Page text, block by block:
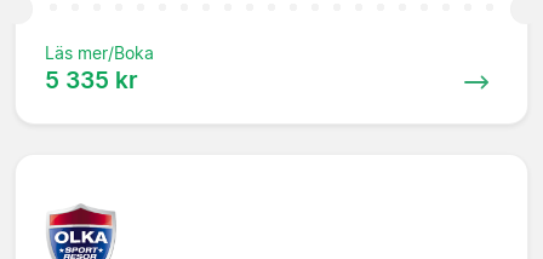
Läs mer/Boka
5 335 kr